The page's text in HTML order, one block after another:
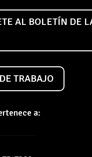
AL BOLETÍN DE
TRABAJO
a: